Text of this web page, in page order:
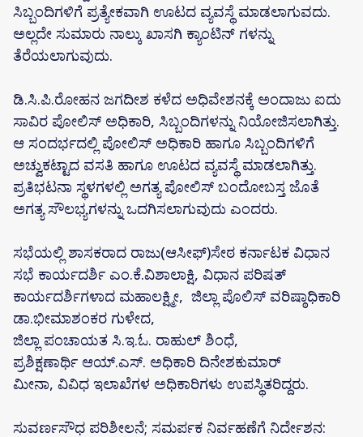
ಸಿಬ್ಬಂದಿಗಳಿಗೆ ಪ್ರತ್ಯೇಕವಾಗಿ ಊಟದ ವ್ಯವಸ್ಥೆ ಮಾಡಲಾಗುವದು.
ಅಲ್ಲದೇ ಸುಮಾರು ನಾಲ್ಕು‌ ಖಾಸಗಿ ಕ್ಯಾಂಟಿನ್ ಗಳನ್ನು
ತೆರೆಯಲಾಗುವುದು.
ಡಿ.ಸಿ.ಪಿ.ರೋಹನ ಜಗದೀಶ‌ ಕಳೆದ ಅಧಿವೇಶನಕ್ಕೆ ಅಂದಾಜು ಐದು
ಸಾವಿರ ಪೋಲಿಸ್ ಅಧಿಕಾರಿ, ಸಿಬ್ಬಂದಿಗಳನ್ನು ನಿಯೋಜಿಸಲಾಗಿತ್ತು.
ಆ ಸಂದರ್ಭದಲ್ಲಿ ಪೋಲಿಸ್ ಅಧಿಕಾರಿ‌ ಹಾಗೂ ಸಿಬ್ಬಂದಿಗಳಿಗೆ
ಅಚ್ವುಕಟ್ಟಾದ ವಸತಿ ಹಾಗೂ ಊಟದ ವ್ಯವಸ್ಥೆ ಮಾಡಲಾಗಿತ್ತು.
ಪ್ರತಿಭಟನಾ ಸ್ಥಳಗಳಲ್ಲಿ ಅಗತ್ಯ ಪೋಲಿಸ್ ಬಂದೋಬಸ್ತ ಜೊತೆ
ಅಗತ್ಯ ಸೌಲಭ್ಯಗಳನ್ನು ಒದಗಿಸಲಾಗುವುದು ಎಂದರು.
ಸಭೆಯಲ್ಲಿ ಶಾಸಕರಾದ ರಾಜು(ಆಸೀಫ್)ಸೇಠ ಕರ್ನಾಟಕ ವಿಧಾನ
ಸಭೆ ಕಾರ್ಯದರ್ಶಿ ಎಂ.ಕೆ.ವಿಶಾಲಾಕ್ಷಿ, ವಿಧಾನ ಪರಿಷತ್
ಕಾರ್ಯದರ್ಶಿಗಳಾದ ಮಹಾಲಕ್ಷ್ಮೀ, ಜಿಲ್ಲಾ‌ ಪೊಲಿಸ್‌ ವರಿಷ್ಠಾಧಿಕಾರಿ
ಡಾ.ಭೀಮಾಶಂಕರ‌ ಗುಳೇದ,
ಜಿಲ್ಲಾ ಪಂಚಾಯತ ಸಿ.ಇ.ಓ. ರಾಹುಲ್ ಶಿಂಧೆ,
ಪ್ರಶಿಕ್ಷಣಾರ್ಥಿ ಆಯ್.ಎಸ್. ಅಧಿಕಾರಿ ದಿನೇಶಕುಮಾರ್
ಮೀನಾ, ವಿವಿಧ ಇಲಾಖೆಗಳ‌ ಅಧಿಕಾರಿಗಳು ಉಪಸ್ಥಿತರಿದ್ದರು.
ಸುವರ್ಣಸೌಧ ಪರಿಶೀಲನೆ; ಸಮರ್ಪಕ ನಿರ್ವಹಣೆಗೆ ನಿರ್ದೇಶನ: